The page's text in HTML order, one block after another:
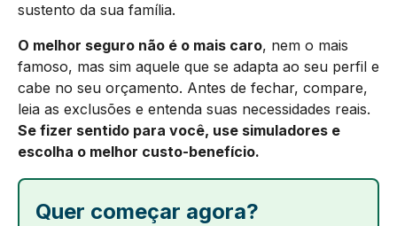
sustento da sua família.
O melhor seguro não é o mais caro, nem o mais
famoso, mas sim aquele que se adapta ao seu perfil e
cabe no seu orçamento. Antes de fechar, compare,
leia as exclusões e entenda suas necessidades reais.
Se fizer sentido para você, use simuladores e
escolha o melhor custo-benefício.
Quer começar agora?